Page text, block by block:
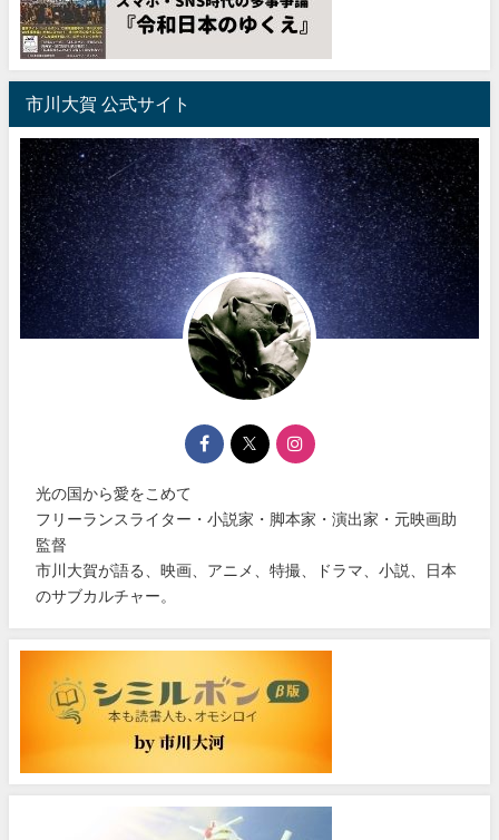
市川大賀 公式サイト
光の国から愛をこめて
フリーランスライター・小説家・脚本家・演出家・元映画助
監督
市川大賀が語る、映画、アニメ、特撮、ドラマ、小説、日本
のサブカルチャー。